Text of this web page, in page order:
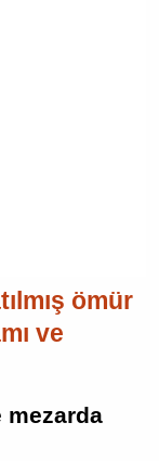
ömür
ve
mezarda